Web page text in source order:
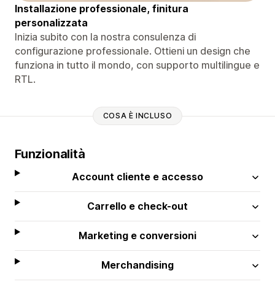
Installazione professionale, finitura
personalizzata
Inizia subito con la nostra consulenza di
configurazione professionale. Ottieni un design che
funziona in tutto il mondo, con supporto multilingue e
RTL.
COSA È INCLUSO
Funzionalità
Account cliente e accesso
Carrello e check-out
Marketing e conversioni
Merchandising